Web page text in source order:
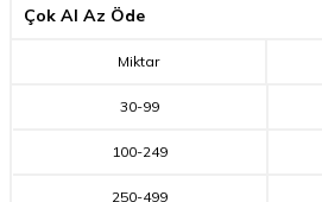
Çok Al Az Öde
Miktar
30-99
100-249
250-499